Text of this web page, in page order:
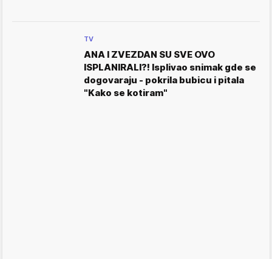
TV
ANA I ZVEZDAN SU SVE OVO
ISPLANIRALI?! Isplivao snimak gde se
dogovaraju - pokrila bubicu i pitala
"Kako se kotiram"